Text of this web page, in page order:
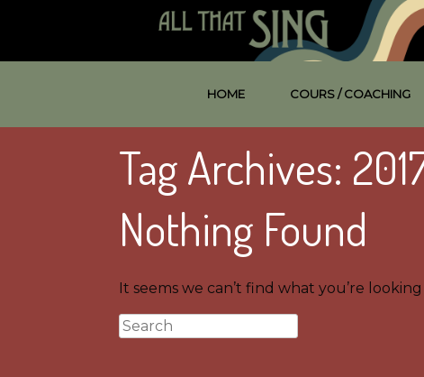
HOME COURS / COACHING
Tag Archives:
Nothing Found
It seems we can’t find what you’re